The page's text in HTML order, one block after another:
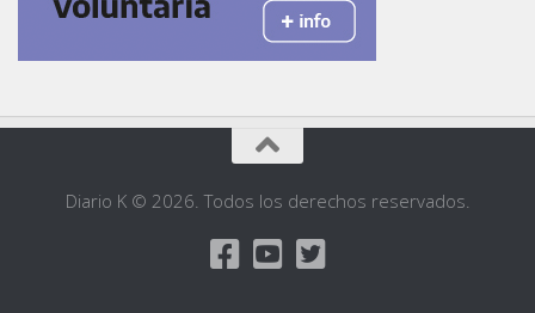
Diario K © 2026. Todos los derechos reservados.